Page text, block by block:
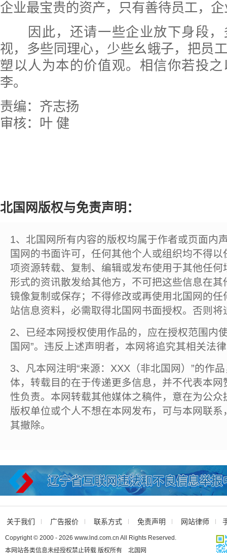
企业最宝贵的资产，只有善待员工，
因此，还请一些企业放下身段，
视，多些同理心，少些幺蛾子，把员
塑以人为本的价值观。相信你若投
李。
责编：齐志扬
审核：叶 健
北国网版权与免责声明：
1、北国网所有内容的版权均属于作者或页面内
国网的书面许可，任何其他个人或组织均不得
项资源转载、复制、编辑或发布使用于其他任
形式的资讯散发给其他方，不可把这些信息在
镜像复制或保存；不得修改或再使用北国网的
站信息资料，必需取得北国网书面授权。否则将
2、已经本网授权使用作品的，应在授权范围内
国网”。违反上述声明者，本网将追究其相关法
3、凡本网注明“来源：XXX（非北国网）”的作
体，转载目的在于传递更多信息，并不代表本
性负责。本网转载其他媒体之稿件，意在为公
版权单位或个人不想在本网发布，可与本网联
其撤除。
关于我们 广告报价 联系方式 免责声明 网站律师
Copyright © 2000 - 2026 www.lnd.com.cn All Rights Reserved.
本网站各类信息未经授权禁止转载 版权所有 北国网